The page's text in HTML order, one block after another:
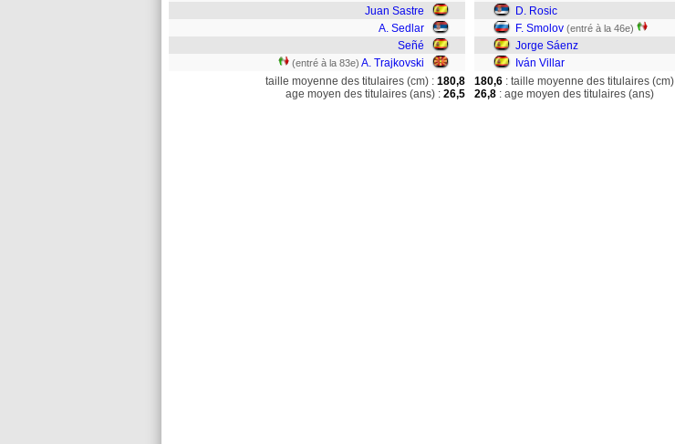
Juan Sastre
A. Sedlar
Señé
(entré à la 83e) A. Trajkovski
D. Rosic
F. Smolov (entré à la 46e)
Jorge Sáenz
Iván Villar
taille moyenne des titulaires (cm) : 180,8
age moyen des titulaires (ans) : 26,5
180,6 : taille moyenne des titulaires (cm)
26,8 : age moyen des titulaires (ans)